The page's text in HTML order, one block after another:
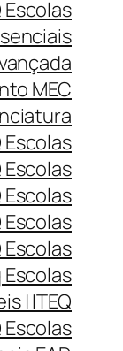
Escolas
MEC
| ITEQ